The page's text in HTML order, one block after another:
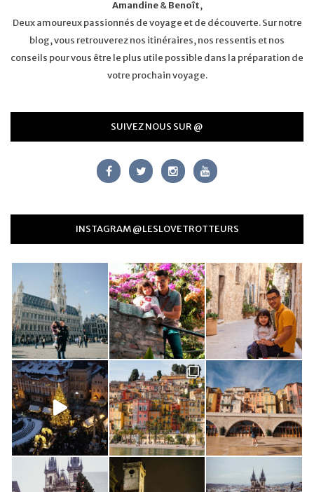
Amandine&Benoît,
Deux amoureux passionnés de voyage et de découverte. Sur notre
blog, vous retrouverez nos itinéraires, nos ressentis et nos
conseils pour vous être le plus utile possible dans la préparation de
votre prochain voyage.
SUIVEZ NOUS SUR @
INSTAGRAM @LESLOVETROTTEURS